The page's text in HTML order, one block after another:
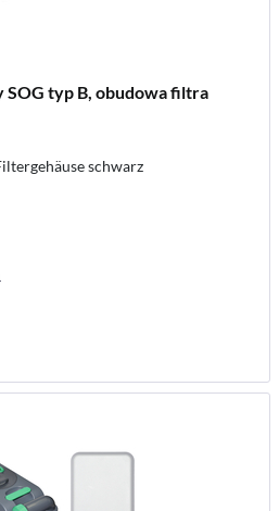
typ B, obudowa filtra
schwarz